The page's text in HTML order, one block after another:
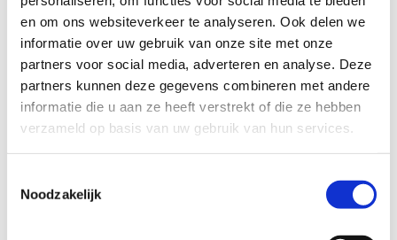
en om ons websiteverkeer te analyseren. Ook delen we
informatie over uw gebruik van onze site met onze
partners voor social media, adverteren en analyse. Deze
partners kunnen deze gegevens combineren met andere
informatie die u aan ze heeft verstrekt of die ze hebben
verzameld op basis van uw gebruik van hun services.
Noodzakelijk
Heb je een vraag, contacteer ons via
sportievevrijetijd@sport.vlaanderen.​
ALGEMENE BEOORDELING *